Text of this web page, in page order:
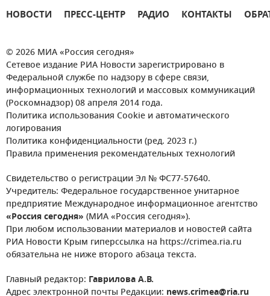
НОВОСТИ ПРЕСС-ЦЕНТР РАДИО КОНТАКТЫ
© 2026 МИА «Россия сегодня»
Сетевое издание РИА Новости зарегистрировано в
Федеральной службе по надзору в сфере связи,
информационных технологий и массовых коммуникаций
(Роскомнадзор) 08 апреля 2014 года.
Политика использования Cookie и автоматического
логирования
Политика конфиденциальности (ред. 2023 г.)
Правила применения рекомендательных технологий
Свидетельство о регистрации Эл № ФС77-57640.
Учредитель: Федеральное государственное унитарное
предприятие Международное информационное агентство
«Россия сегодня» (МИА «Россия сегодня»).
При любом использовании материалов и новостей сайта
РИА Новости Крым гиперссылка на https://crimea.ria.ru
обязательна не ниже второго абзаца текста.
Главный редактор: Гаврилова А.В.
Адрес электронной почты Редакции: news.crimea@ria.ru